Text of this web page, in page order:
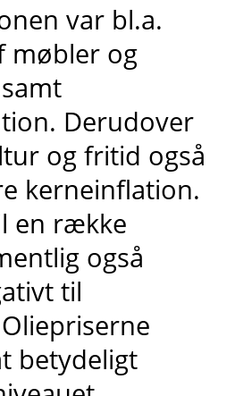
var bl.a.
møbler og
Derudover
og fritid også
kerneinflation.
en række
også
til
betydeligt